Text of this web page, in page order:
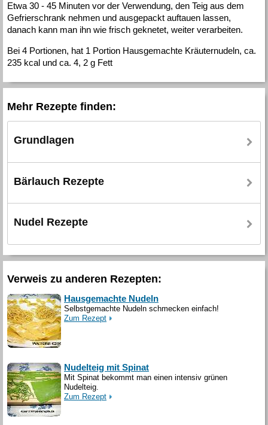
Etwa 30 - 45 Minuten vor der Verwendung, den Teig aus dem
Gefrierschrank nehmen und ausgepackt auftauen lassen,
danach kann man ihn wie frisch geknetet, weiter verarbeiten.
Bei 4 Portionen, hat 1 Portion Hausgemachte Kräuternudeln, ca.
235 kcal und ca. 4, 2 g Fett
Mehr Rezepte finden:
Grundlagen
Bärlauch Rezepte
Nudel Rezepte
Verweis zu anderen Rezepten:
Hausgemachte Nudeln
Selbstgemachte Nudeln schmecken einfach!
Zum Rezept
Nudelteig mit Spinat
Mit Spinat bekommt man einen intensiv grünen
Nudelteig.
Zum Rezept